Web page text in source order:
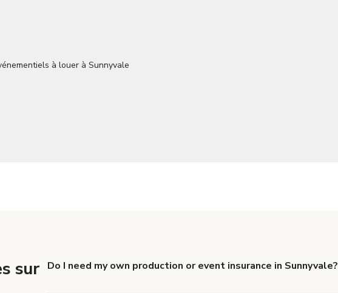
sur
Do I need my own production or event insurance in Sunnyvale?